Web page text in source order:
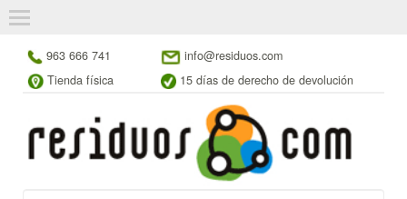
963 666 741
info@residuos.com
Tienda física
15 días de derecho de devolución